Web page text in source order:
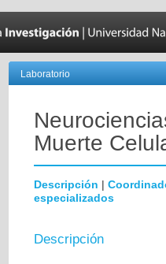
Laboratorio
Muerte
Descripción |
especializados
Descripción